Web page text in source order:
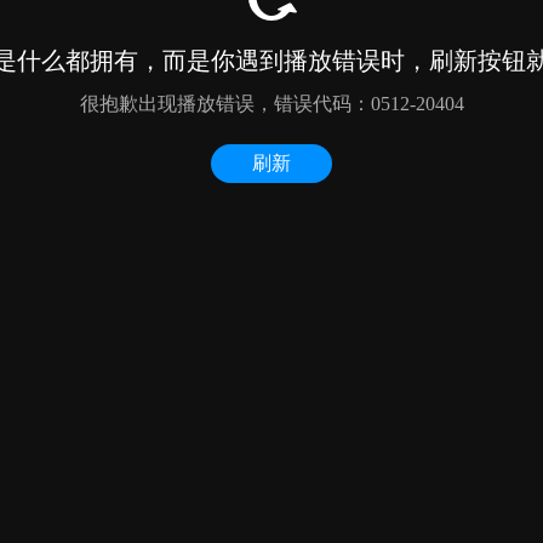
什么都拥有，而是你遇到播放错误时，刷新按钮
很抱歉出现播放错误，错误代码：0512-20404
刷新